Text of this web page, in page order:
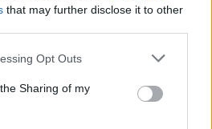
that may further disclose it to other
app uses one or more Google
usage behaviour. You may click to
and its third-party tags to
purposes in below Google
Opt Outs
Sharing of my
perfetto, è fondamentale
qualità degli ingredienti.
e vino di buona qualità,